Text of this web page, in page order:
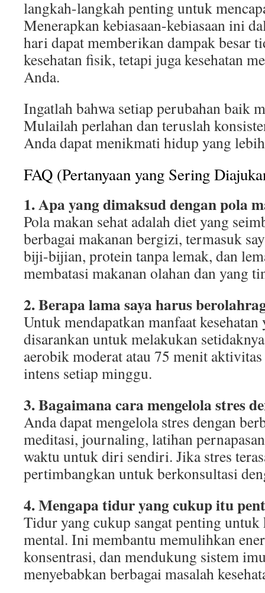
langkah-langkah penting untuk
Menerapkan kebiasaan-kebiasaan ini
hari dapat memberikan dampak besar
kesehatan fisik, tetapi juga kesehatan
Anda.
Ingatlah bahwa setiap perubahan baik
Mulailah perlahan dan teruslah
Anda dapat menikmati hidup yang
FAQ (Pertanyaan yang Sering
1. Apa yang dimaksud dengan pola
Pola makan sehat adalah diet yang
berbagai makanan bergizi, termasuk
biji-bijian, protein tanpa lemak, dan
membatasi makanan olahan dan yang
2. Berapa lama saya harus
Untuk mendapatkan manfaat
disarankan untuk melakukan
aerobik moderat atau 75 menit
intens setiap minggu.
3. Bagaimana cara mengelola stres
Anda dapat mengelola stres dengan
meditasi, journaling, latihan
waktu untuk diri sendiri. Jika stres
pertimbangkan untuk berkonsultasi
4. Mengapa tidur yang cukup itu
Tidur yang cukup sangat penting untuk
mental. Ini membantu memulihkan
konsentrasi, dan mendukung sistem
menyebabkan berbagai masalah